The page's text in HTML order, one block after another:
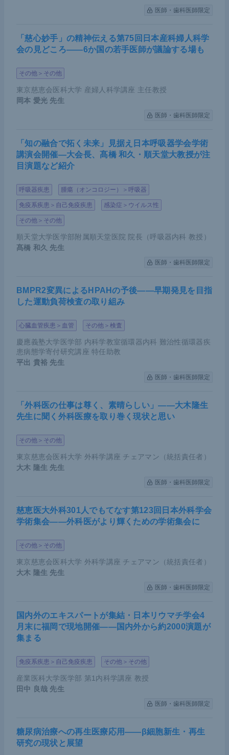
医師・歯科医師限定
「慈心妙手」の精神伝える第75回日本産科婦人科学
会の見どころ――6か国の若手医師が議論する場も
その他＞その他
東京慈恵会医科大学 産婦人科学講座 主任教授
岡本 愛光 先生
医師・歯科医師限定
「知の融合で拓く未来」見据え日本呼吸器学会学術
講演会開催―大会長、髙橋 和久・順天堂大教授が注
目演題など紹介
呼吸器疾患 腫瘍（オンコロジー）＞呼吸器
免疫系疾患＞自己免疫疾患 感染症＞ウイルス性
その他＞その他
順天堂大学医学部附属順天堂医院 院長（呼吸器内科 教授）
髙橋 和久 先生
医師・歯科医師限定
BMPR2変異によるHPAHの予後――早期発見を目指
した運動負荷検査の取り組み
心臓血管疾患＞血管 その他＞検査
慶應義塾大学医学部 内科学教室循環器内科 難治性循環器疾
患病態学寄付研究講座 特任助教
平出 貴裕 先生
医師・歯科医師限定
「外科医の仕事は尊く、素晴らしい」――大木隆生
先生に聞く外科医療を取り巻く現状と思い
その他＞その他
東京慈恵会医科大学 外科学講座 チェアマン（統括責任者）
大木 隆生 先生
医師・歯科医師限定
慈恵医大外科301人でもてなす第123回日本外科学会
学術集会――外科医がより輝くための学術集会に
その他＞その他
東京慈恵会医科大学 外科学講座 チェアマン（統括責任者）
大木 隆生 先生
医師・歯科医師限定
国内外のエキスパートが集結・日本リウマチ学会4
月末に福岡で現地開催――国内外から約2000演題が
集まる
免疫系疾患＞自己免疫疾患 その他＞その他
産業医科大学医学部 第1内科学講座 教授
田中 良哉 先生
医師・歯科医師限定
糖尿病治療への再生医療応用――β細胞新生・再生
研究の現状と展望